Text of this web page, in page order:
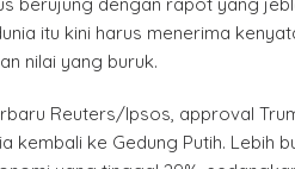
itu kini harus menerima
nilai yang buruk.
Reuters/Ipsos, approval
kembali ke Gedung Putih. Lebih